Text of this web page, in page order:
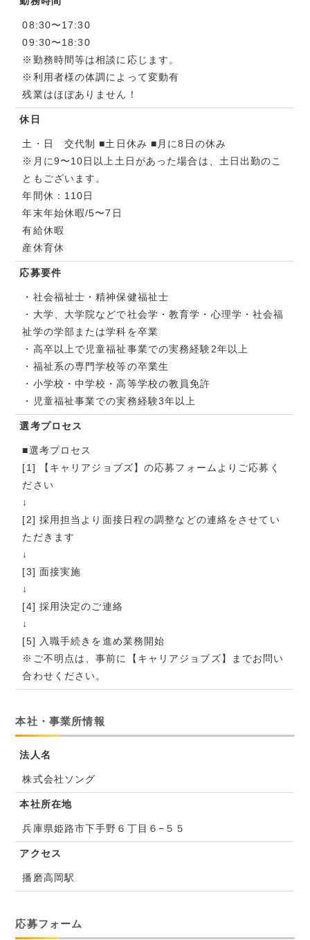
08:30〜17:30
09:30〜18:30
※勤務時間等は相談に応じます。
※利用者様の体調によって変動有
残業はほぼありません！
休日
土・日 交代制 ■土日休み ■月に8日の休み
※月に9〜10日以上土日があった場合は、土日出勤のこ
ともございます。
年間休：110日
年末年始休暇/5〜7日
有給休暇
産休育休
応募要件
・社会福祉士・精神保健福祉士
・大学、大学院などで社会学・教育学・心理学・社会福
祉学の学部または学科を卒業
・高卒以上で児童福祉事業での実務経験2年以上
・福祉系の専門学校等の卒業生
・小学校・中学校・高等学校の教員免許
・児童福祉事業での実務経験3年以上
選考プロセス
■選考プロセス
[1] 【キャリアジョブズ】の応募フォームよりご応募く
ださい
↓
[2] 採用担当より面接日程の調整などの連絡をさせてい
ただきます
↓
[3] 面接実施
↓
[4] 採用決定のご連絡
↓
[5] 入職手続きを進め業務開始
※ご不明点は、事前に【キャリアジョブズ】までお問い
合わせください。
本社・事業所情報
法人名
株式会社ソング
本社所在地
兵庫県姫路市下手野６丁目６−５５
アクセス
播磨高岡駅
応募フォーム